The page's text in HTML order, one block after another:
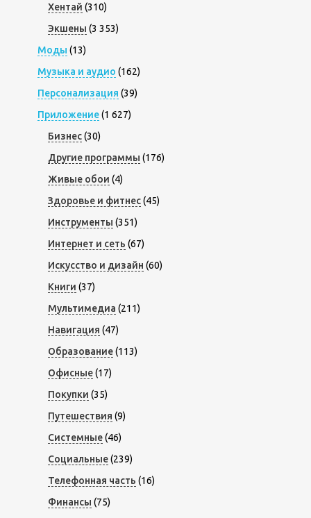
Хентай (310)
Экшены (3 353)
Моды (13)
Музыка и аудио (162)
Персонализация (39)
Приложение(1 627)
Бизнес(30)
Другие программы (176)
Живые обои (4)
Здоровье и фитнес(45)
Инструменты (351)
Интернет и сеть (67)
Искусство и дизайн (60)
Книги (37)
Мультимедиа (211)
Навигация (47)
Образование(113)
Офисные(17)
Покупки (35)
Путешествия (9)
Системные(46)
Социальные(239)
Телефонная часть (16)
Финансы (75)